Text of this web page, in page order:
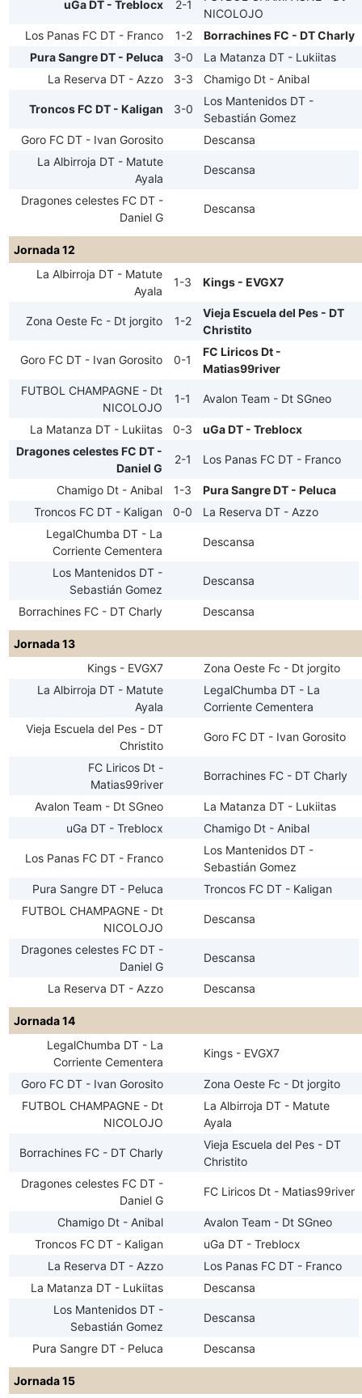
uGa DT - Treblocx 2-1
NICOLOJO
Los Panas FC DT - Franco
1-2
Borrachines FC - DT Charly
Pura Sangre DT - Peluca
3-0
La Matanza DT - Lukiitas
La Reserva DT - Azzo
3-3 Chamigo Dt - Anibal
Troncos FC DT - Kaligan 3-0
Los Mantenidos DT -
Sebastián Gomez
Goro FC DT - Ivan Gorosito
Descansa
La Albirroja DT - Matute
Ayala
Descansa
Dragones celestes FC DT -
Daniel G
Descansa
Jornada 12
La Albirroja DT - Matute
Ayala
1-3 Kings - EVGX7
Zona Oeste Fc - Dt jorgito 1-2
Vieja Escuela del Pes - DT
Christito
Goro FC DT - Ivan Gorosito 0-1
FC Liricos Dt -
Matias99river
FUTBOL CHAMPAGNE - Dt
NICOLOJO
1-1 Avalon Team - Dt SGneo
La Matanza DT - Lukiitas 0-3
uGa DT - Treblocx
Dragones celestes FC DT -
Daniel G
2-1 Los Panas FC DT - Franco
Chamigo Dt - Anibal 1-3
Pura Sangre DT - Peluca
Troncos FC DT - Kaligan
0-0
La Reserva DT - Azzo
LegalChumba DT - La
Corriente Cementera
Descansa
Los Mantenidos DT -
Sebastián Gomez
Descansa
Borrachines FC - DT Charly Descansa
Jornada 13
Kings - EVGX7
Zona Oeste Fc - Dt jorgito
La Albirroja DT - Matute
Ayala
LegalChumba DT - La
Corriente Cementera
Vieja Escuela del Pes - DT
Christito
Goro FC DT - Ivan Gorosito
FC Liricos Dt -
Matias99river
Borrachines FC - DT Charly
Avalon Team - Dt SGneo
La Matanza DT - Lukiitas
uGa DT - Treblocx
Chamigo Dt - Anibal
Los Panas FC DT - Franco
Los Mantenidos DT -
Sebastián Gomez
Pura Sangre DT - Peluca
Troncos FC DT - Kaligan
FUTBOL CHAMPAGNE - Dt
NICOLOJO
Descansa
Dragones celestes FC DT -
Daniel G
Descansa
La Reserva DT - Azzo Descansa
Jornada 14
LegalChumba DT - La
Corriente Cementera
Kings - EVGX7
Goro FC DT - Ivan Gorosito
Zona Oeste Fc - Dt jorgito
FUTBOL CHAMPAGNE - Dt
NICOLOJO
La Albirroja DT - Matute
Ayala
Borrachines FC - DT Charly
Vieja Escuela del Pes - DT
Christito
Dragones celestes FC DT -
Daniel G
FC Liricos Dt - Matias99river
Chamigo Dt - Anibal
Avalon Team - Dt SGneo
Troncos FC DT - Kaligan
uGa DT - Treblocx
La Reserva DT - Azzo
Los Panas FC DT - Franco
La Matanza DT - Lukiitas
Descansa
Los Mantenidos DT -
Sebastián Gomez
Descansa
Pura Sangre DT - Peluca Descansa
Jornada 15